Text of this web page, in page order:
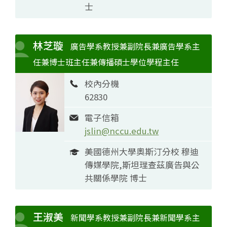
士
林芝璇
廣告學系教授兼副院長兼廣告學系主
任兼博士班主任兼傳播碩士學位學程主任
校內分機
62830
電子信箱
jslin@nccu.edu.tw
美國德州大學奧斯汀分校 穆迪
傳媒學院,斯坦理查茲廣告與公
共關係學院 博士
王淑美
新聞學系教授兼副院長兼新聞學系主